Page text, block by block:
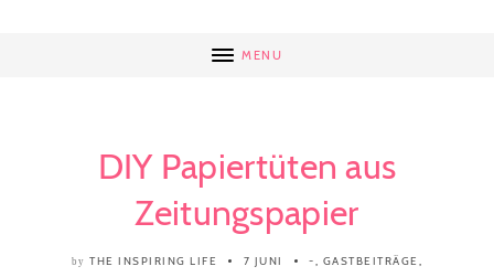
MENU
DIY Papiertüten aus
Zeitungspapier
by THE INSPIRING LIFE 7 JUNI -, GASTBEITRÄGE ,